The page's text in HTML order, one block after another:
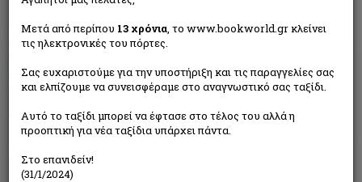
Η τιμή μας:€14,94
Δεν υπάρχει δυνατότητα παραγγελίας
Μετά από περίπου 13 χρόνια, το www.bookworld.gr κλείνει
τις ηλεκτρονικές του πόρτες.
Σας ευχαριστούμε για την υποστήριξη και τις παραγγελίες σας
και ελπίζουμε να συνεισφέραμε στο αναγνωστικό σας ταξίδι.
Αυτό το ταξίδι μπορεί να έφτασε στο τέλος του αλλά η
προοπτική για νέα ταξίδια υπάρχει πάντα.
Στο επανιδείν!
(31/1/2024)